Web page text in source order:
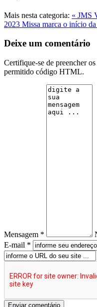
Mais nesta categoria: « JMS
2023 Missa marca o início
Deixe um comentário
Certifique-se de preencher
permitido código HTML.
Mensagem *
E-mail *